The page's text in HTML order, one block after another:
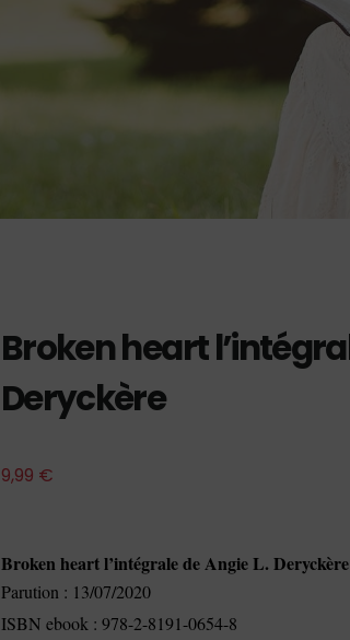
Broken heart
Deryckère
9,99 €
Broken heart l’intégrale de Angie L. Deryckère
Parution : 13/07/2020
ISBN ebook : 978-2-8191-0654-8